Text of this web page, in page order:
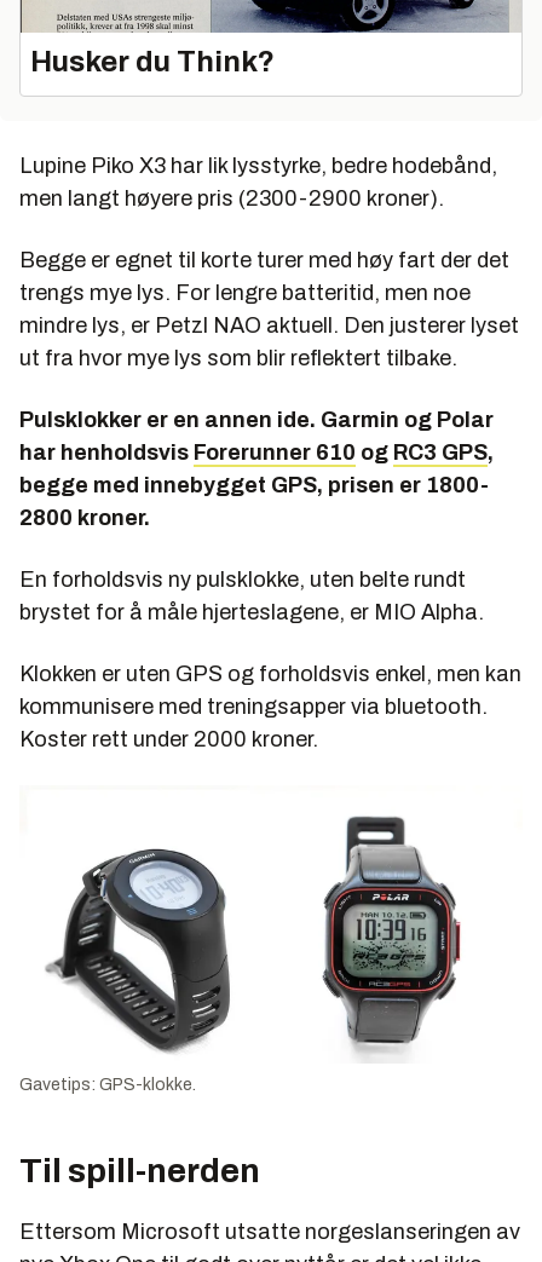
Husker du Think?
Lupine Piko X3 har lik lysstyrke, bedre hodebånd,
men langt høyere pris (2300-2900 kroner).
Begge er egnet til korte turer med høy fart der det
trengs mye lys. For lengre batteritid, men noe
mindre lys, er Petzl NAO aktuell. Den justerer lyset
ut fra hvor mye lys som blir reflektert tilbake.
Pulsklokker er en annen ide. Garmin og Polar
har henholdsvis Forerunner 610 og RC3 GPS,
begge med innebygget GPS, prisen er 1800-
2800 kroner.
En forholdsvis ny pulsklokke, uten belte rundt
brystet for å måle hjerteslagene, er MIO Alpha.
Klokken er uten GPS og forholdsvis enkel, men kan
kommunisere med treningsapper via bluetooth.
Koster rett under 2000 kroner.
Gavetips: GPS-klokke.
Til spill-nerden
Ettersom Microsoft utsatte norgeslanseringen av